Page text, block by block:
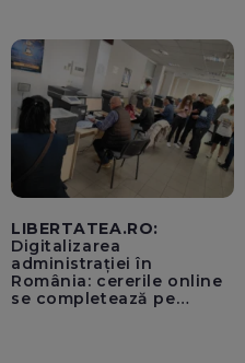
LIBERTATEA.RO:
Digitalizarea
administrației în
România: cererile online
se completează pe